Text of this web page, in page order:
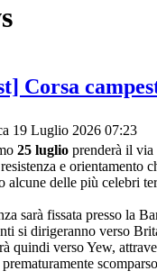
Corsa
19 Luglio 2026 07:23
25 luglio prenderà il via
e orientamento
alcune delle più celebri
sarà fissata presso la
si dirigeranno verso
quindi verso Yew,